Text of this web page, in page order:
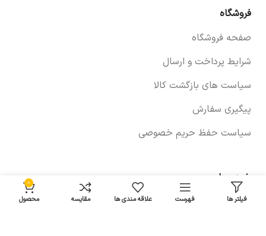
فروشگاه
صفحه فروشگاه
شرایط پرداخت و ارسال
سیاست های بازگشت کالا
پیگیری سفارش
سیاست حفظ حریم خصوصی
خودروها
لوازم برلیانس
فیلتر ها فهرست علاقه مندی ها مقایسه
0
محصول